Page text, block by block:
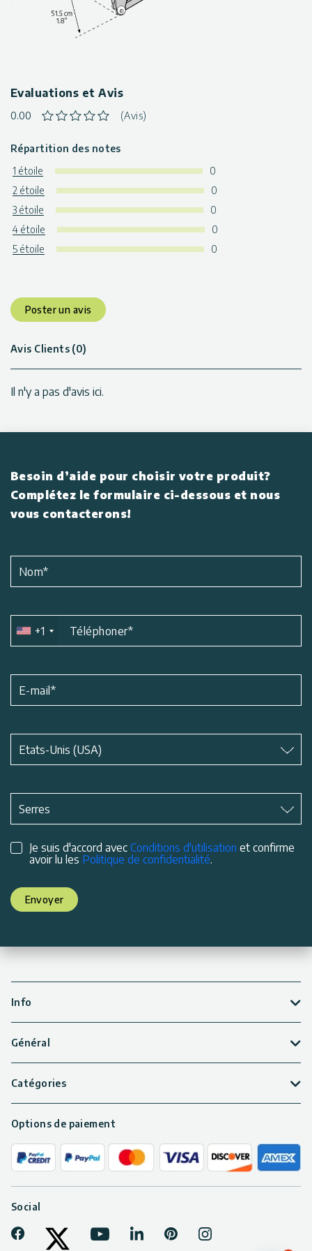
Evaluations et Avis
0.00 (Avis)
Répartition des notes
1 étoile
0
2 étoile
0
3 étoile
0
4 étoile
0
5 étoile
0
Poster un avis
Avis Clients (0)
Il n'y a pas d'avis ici.
Besoin d’aide pour choisir votre produit?
Complétez le formulaire ci-dessous et nous
vous contacterons!
Nom*
+1 Téléphoner*
E-mail *
Etats-Unis (USA)
Serres
Je suis d'accord avec Conditions d'utilisation et confirme
avoir lu les Politique de confidentialité.
Envoyer
Info
Général
Catégories
Options de paiement
Social
Facebook
YoutubeLinkedInPinterestInstagram